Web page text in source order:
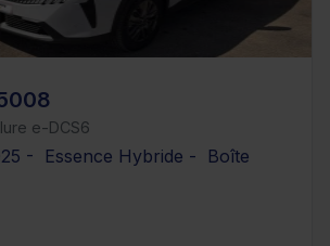
e-DCS6
- Essence Hybride - Boîte